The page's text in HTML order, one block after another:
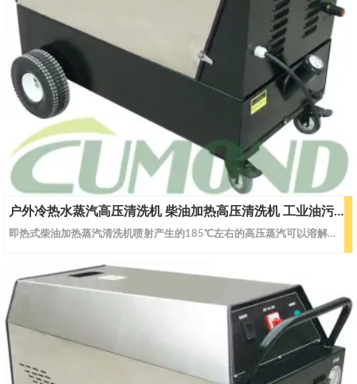
户外冷热水蒸汽高压清洗机 柴油加热高压清洗机 工业油污清洗 CW-DEWS25
即热式柴油加热蒸汽清洗机喷射产生的185℃左右的高压蒸汽可以溶解任何顽固油垢；高压的蒸汽可以切入细小的裂缝，剥离、去除残留物。它的水量消耗低，用电量低，对油污等难处理的问题轻易解决。冷、热水、蒸汽可根据客户使用工况调节，大大提高清洗工作效益。特点：工业型润滑式陶瓷柱塞泵，锻制铜泵头,压力无级调节，进口密封件 , 可靠性高，寿命长；采用先进的螺旋型超长合金管线设计 , 极高的加热效率和超长的使用寿命